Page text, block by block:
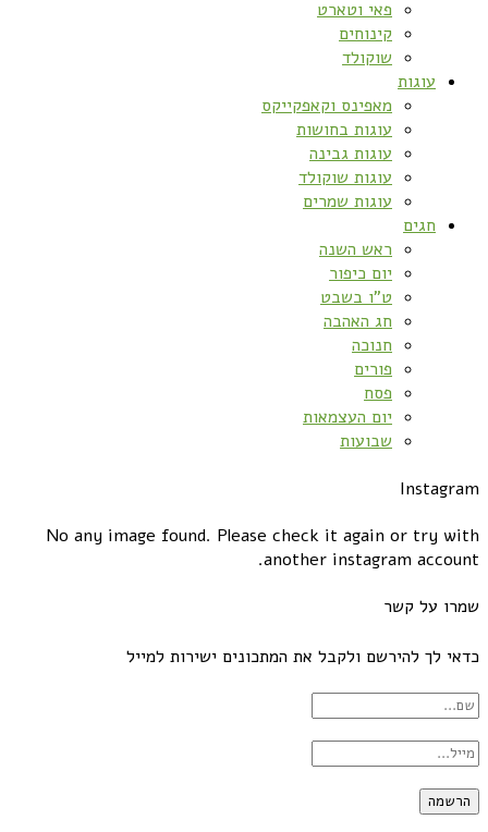
פאי וטארט
קינוחים
שוקולד
עוגות
מאפינס וקאפקייקס
עוגות בחושות
עוגות גבינה
עוגות שוקולד
עוגות שמרים
חגים
ראש השנה
יום כיפור
ט”ו בשבט
חג האהבה
חנוכה
פורים
פסח
יום העצמאות
שבועות
Instagram
No any image found. Please check it again or try with
another instagram account.
שמרו על קשר
כדאי לך להירשם ולקבל את המתכונים ישירות למייל